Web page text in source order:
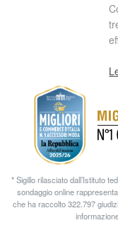
* Sigillo rilasciato dall’Istituto
sondaggio online
che ha raccolto 322.797